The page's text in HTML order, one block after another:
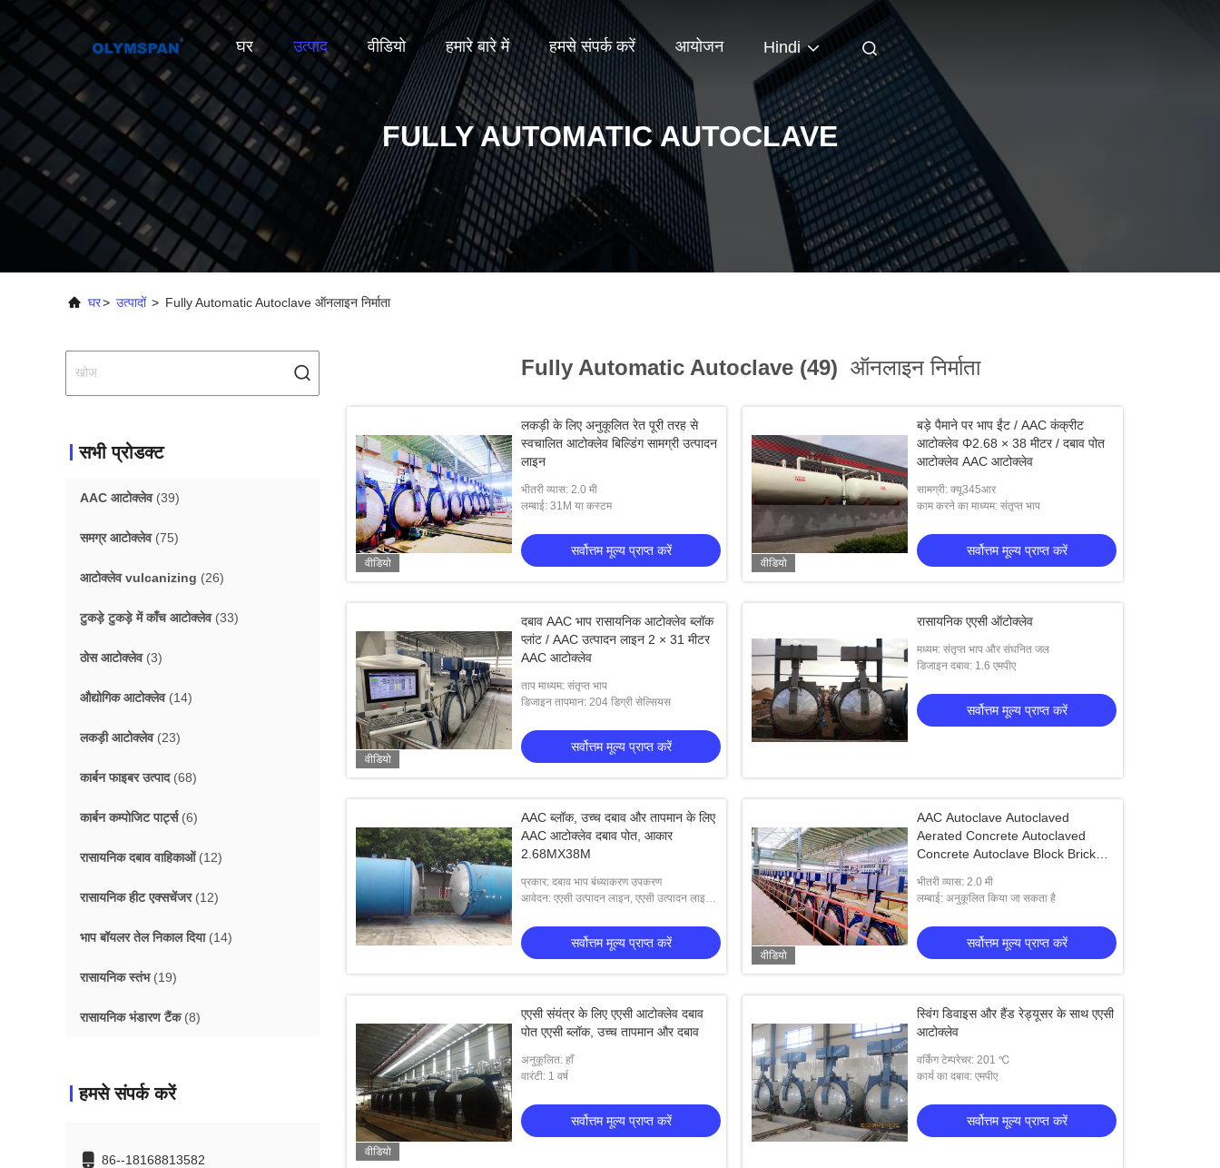
घर उत्पाद वीडियो हमारे बारे में हमसे संपर्क करें आयोजन Hindi
FULLY AUTOMATIC AUTOCLAVE
घर> उत्पादों > Fully Automatic Autoclave ऑनलाइन निर्माता
सभी प्रोडक्ट
AAC आटोक्लेव(39)
समग्र आटोक्लेव(75)
आटोक्लेव vulcanizing (26)
टुकड़े टुकड़े में काँच आटोक्लेव(33)
ठोस आटोक्लेव(3)
औद्योगिक आटोक्लेव(14)
लकड़ी आटोक्लेव(23)
कार्बन फाइबर उत्पाद(68)
कार्बन कम्पोजिट पार्ट्स(6)
रासायनिक दबाव वाहिकाओं(12)
रासायनिक हीट एक्सचेंजर(12)
भाप बॉयलर तेल निकाल दिया(14)
रासायनिक स्तंभ(19)
रासायनिक भंडारण टैंक(8)
हमसे संपर्क करें
86--18168813582
Fully Automatic Autoclave (49) ऑनलाइन निर्माता
वीडियो
लकड़ी के लिए अनुकूलित रेत पूरी तरह से
स्वचालित आटोक्लेव बिल्डिंग सामग्री उत्पादन
लाइन
भीतरी व्यास: 2.0 मी
लम्बाई: 31M या कस्टम
सर्वोत्तम मूल्य प्राप्त करें
वीडियो
बड़े पैमाने पर भाप ईंट / AAC कंक्रीट
आटोक्लेव Φ2.68 × 38 मीटर / दबाव पोत
आटोक्लेव AAC आटोक्लेव
सामग्री: क्यू345आर
काम करने का माध्यम: संतृप्त भाप
सर्वोत्तम मूल्य प्राप्त करें
वीडियो
दबाव AAC भाप रासायनिक आटोक्लेव ब्लॉक
प्लांट / AAC उत्पादन लाइन 2 × 31 मीटर
AAC आटोक्लेव
ताप माध्यम: संतृप्त भाप
डिजाइन तापमान: 204 डिग्री सेल्सियस
सर्वोत्तम मूल्य प्राप्त करें
रासायनिक एएसी ऑटोक्लेव
मध्यम: संतृप्त भाप और संघनित जल
डिजाइन दबाव: 1.6 एमपीए
सर्वोत्तम मूल्य प्राप्त करें
AAC ब्लॉक, उच्च दबाव और तापमान के लिए
AAC आटोक्लेव दबाव पोत, आकार
2.68MX38M
प्रकार: दबाव भाप बंध्याकरण उपकरण
आवेदन: एएसी उत्पादन लाइन, एएसी उत्पादन लाइन,
सर्वोत्तम मूल्य प्राप्त करें
वीडियो
AAC Autoclave Autoclaved
Aerated Concrete Autoclaved
Concrete Autoclave Block Brick
भीतरी व्यास: 2.0 मी
लम्बाई: अनुकूलित किया जा सकता है
सर्वोत्तम मूल्य प्राप्त करें
वीडियो
एएसी संयंत्र के लिए एएसी आटोक्लेव दबाव
पोत एएसी ब्लॉक, उच्च तापमान और दबाव
अनुकूलित: हाँ
वारंटी: 1 वर्ष
सर्वोत्तम मूल्य प्राप्त करें
स्विंग डिवाइस और हैंड रेड्यूसर के साथ एएसी
आटोक्लेव
वर्किंग टेम्परेचर: 201 ℃
कार्य का दबाव: एमपीए
सर्वोत्तम मूल्य प्राप्त करें